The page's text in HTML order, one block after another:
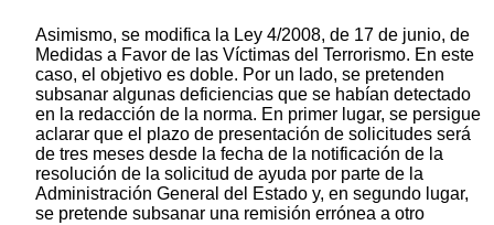
Asimismo, se modifica la Ley 4/2008, de 17 de junio, de
Medidas a Favor de las Víctimas del Terrorismo. En este
caso, el objetivo es doble. Por un lado, se pretenden
subsanar algunas deficiencias que se habían detectado
en la redacción de la norma. En primer lugar, se persigue
aclarar que el plazo de presentación de solicitudes será
de tres meses desde la fecha de la notificación de la
resolución de la solicitud de ayuda por parte de la
Administración General del Estado y, en segundo lugar,
se pretende subsanar una remisión errónea a otro